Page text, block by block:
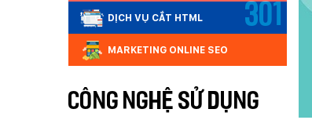
DỊCH VỤ CẮT HTML 301
MARKETING ONLINE SEO
CÔNG NGHỆ SỬ DỤNG